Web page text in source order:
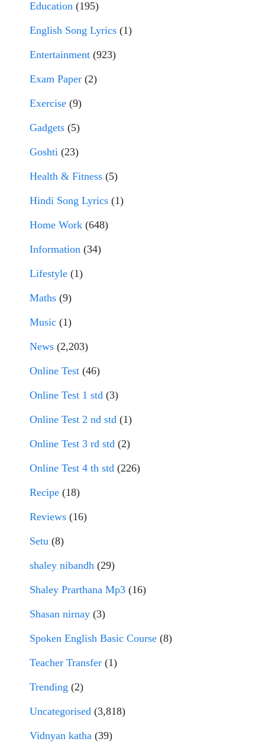
Education (195)
English Song Lyrics (1)
Entertainment (923)
Exam Paper (2)
Exercise (9)
Gadgets (5)
Goshti (23)
Health & Fitness (5)
Hindi Song Lyrics (1)
Home Work (648)
Information (34)
Lifestyle (1)
Maths (9)
Music (1)
News (2,203)
Online Test (46)
Online Test 1 std (3)
Online Test 2 nd std (1)
Online Test 3 rd std (2)
Online Test 4 th std (226)
Recipe (18)
Reviews (16)
Setu (8)
shaley nibandh (29)
Shaley Prarthana Mp3 (16)
Shasan nirnay (3)
Spoken English Basic Course (8)
Teacher Transfer (1)
Trending (2)
Uncategorised (3,818)
Vidnyan katha (39)